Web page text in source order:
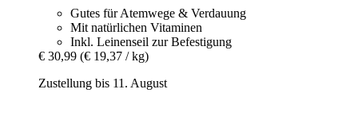
Gutes für Atemwege & Verdauung
Mit natürlichen Vitaminen
Inkl. Leinenseil zur Befestigung
€ 30,99 (€ 19,37 / kg)
Zustellung bis 11. August